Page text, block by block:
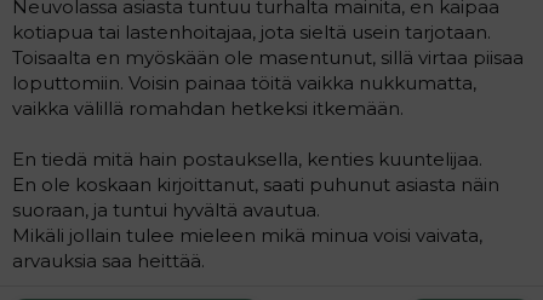
Neuvolassa asiasta tuntuu turhalta mainita, en kaipaa
kotiapua tai lastenhoitajaa, jota sieltä usein tarjotaan.
Toisaalta en myöskään ole masentunut, sillä virtaa piisaa
loputtomiin. Voisin painaa töitä vaikka nukkumatta,
vaikka välillä romahdan hetkeksi itkemään.
En tiedä mitä hain postauksella, kenties kuuntelijaa.
En ole koskaan kirjoittanut, saati puhunut asiasta näin
suoraan, ja tuntui hyvältä avautua.
Mikäli jollain tulee mieleen mikä minua voisi vaivata,
arvauksia saa heittää.